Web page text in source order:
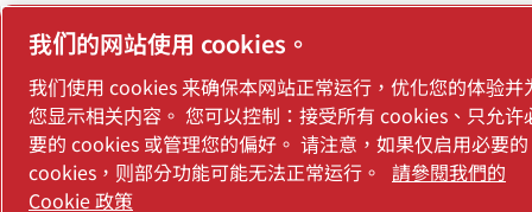
我们的网站使用 cookies。
我们使用 cookies 来确保本网站正常运行，优化您的体验并
您显示相关内容。 您可以控制：接受所有 cookies、只允许
要的 cookies 或管理您的偏好。 请注意，如果仅启用必要的
cookies，则部分功能可能无法正常运行。 請參閱我們的
Cookie 政策